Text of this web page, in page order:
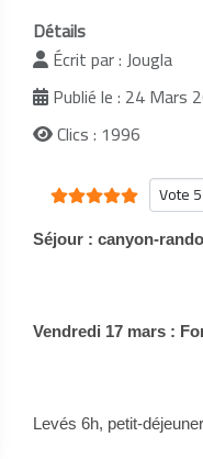
Détails
Écrit par :Jougla
Publié le : 24 Mars
Clics : 1996
Vote utilisateur:5/5
Séjour : canyon-
Vendredi 17 mars :
Levés 6h, petit-